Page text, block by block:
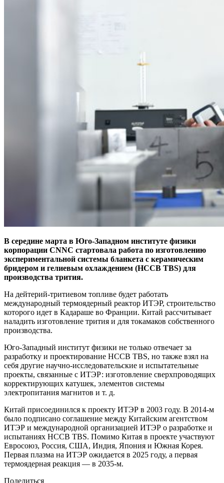
В середине марта в Юго-Западном институте физики
корпорации CNNC стартовала работа по изготовлению
экспериментальной системы бланкета с керамическим
бридером и гелиевым охлаждением (HCCB TBS) для
производства трития.
На дейтерий-тритиевом топливе будет работать
международный термоядерный реактор ИТЭР, строительство
которого идет в Кадараше во Франции. Китай рассчитывает
наладить изготовление трития и для токамаков собственного
производства.
Юго-Западный институт физики не только отвечает за
разработку и проектирование HCCB TBS, но также взял на
себя другие научно-исследовательские и испытательные
проекты, связанные с ИТЭР: изготовление сверхпроводящих
корректирующих катушек, элементов системы
электропитания магнитов и т. д.
Китай присоединился к проекту ИТЭР в 2003 году. В 2014-м
было подписано соглашение между Китайским агентством
ИТЭР и международной организацией ИТЭР о разработке и
испытаниях HCCB TBS. Помимо Китая в проекте участвуют
Евросоюз, Россия, США, Индия, Япония и Южная Корея.
Первая плазма на ИТЭР ожидается в 2025 году, а первая
термоядерная реакция — в 2035-м.
Поделиться